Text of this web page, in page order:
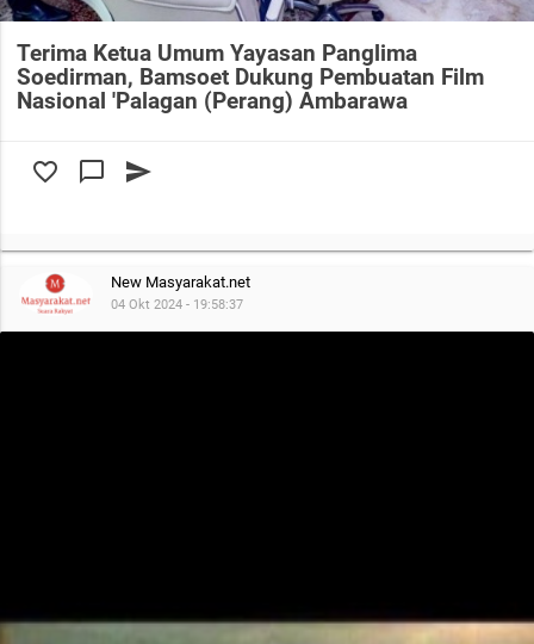
Terima Ketua Umum Yayasan Panglima
Soedirman, Bamsoet Dukung Pembuatan Film
Nasional 'Palagan (Perang) Ambarawa
favorite_border chat_bubble_outline send
New Masyarakat.net
04 Okt 2024 - 19:58:37